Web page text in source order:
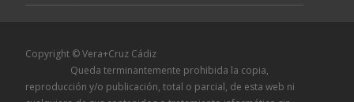
Copyright © Vera+Cruz Cádiz
Queda terminantemente prohibida la copia,
reproducción y/o publicación, total o parcial, de esta web ni